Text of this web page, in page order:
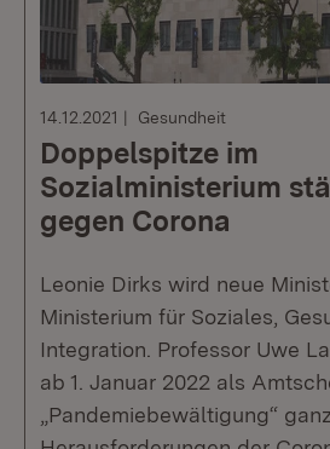
14.12.2021 Gesundheit
Doppelspitze im
Sozialministerium
gegen Corona
Leonie Dirks wird neue
Ministerium für Soziales,
Integration. Professor Uwe
ab 1. Januar 2022 als
„Pandemiebewältigung“